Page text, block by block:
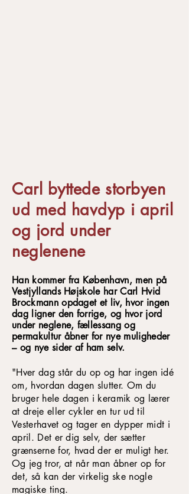
Carl byttede storbyen
ud med havdyp i april
og jord under
neglenene
Han kommer fra København, men på
Vestjyllands Højskole har Carl Hvid
Brockmann opdaget et liv, hvor ingen
dag ligner den forrige, og hvor jord
under neglene, fællessang og
permakultur åbner for nye muligheder
– og nye sider af ham selv.
"Hver dag står du op og har ingen idé
om, hvordan dagen slutter. Om du
bruger hele dagen i keramik og lærer
at dreje eller cykler en tur ud til
Vesterhavet og tager en dypper midt i
april. Det er dig selv, der sætter
grænserne for, hvad der er muligt her.
Og jeg tror, at når man åbner op for
det, så kan der virkelig ske nogle
magiske ting.